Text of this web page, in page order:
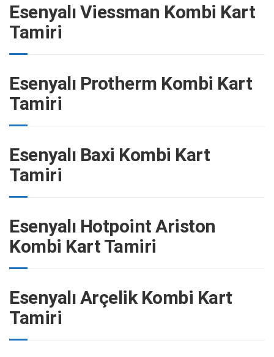
Esenyalı Viessman Kombi Kart
Tamiri
Esenyalı Protherm Kombi Kart
Tamiri
Esenyalı Baxi Kombi Kart
Tamiri
Esenyalı Hotpoint Ariston
Kombi Kart Tamiri
Esenyalı Arçelik Kombi Kart
Tamiri